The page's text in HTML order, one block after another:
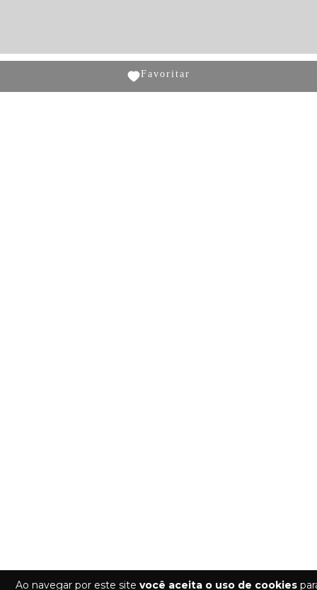
Ao navegar por este site você aceita o uso de cookies